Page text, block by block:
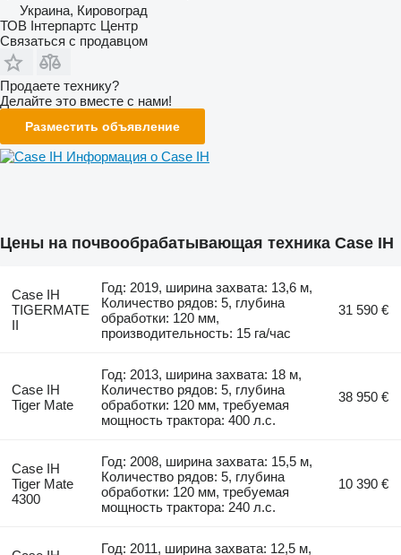
Украина, Кировоград
ТОВ Інтерпартс Центр
Связаться с продавцом
Продаете технику?
Делайте это вместе с нами!
Разместить объявление
Информация о Case IH
Цены на почвообрабатывающая техника Case IH
Case IH
TIGERMATE
II
Год: 2019, ширина захвата: 13,6 м,
Количество рядов: 5, глубина
обработки: 120 мм,
производительность: 15 га/час
31 590 €
Case IH
Tiger Mate
Год: 2013, ширина захвата: 18 м,
Количество рядов: 5, глубина
обработки: 120 мм, требуемая
мощность трактора: 400 л.с.
38 950 €
Case IH
Tiger Mate
4300
Год: 2008, ширина захвата: 15,5 м,
Количество рядов: 5, глубина
обработки: 120 мм, требуемая
мощность трактора: 240 л.с.
10 390 €
Год: 2011, ширина захвата: 12,5 м,